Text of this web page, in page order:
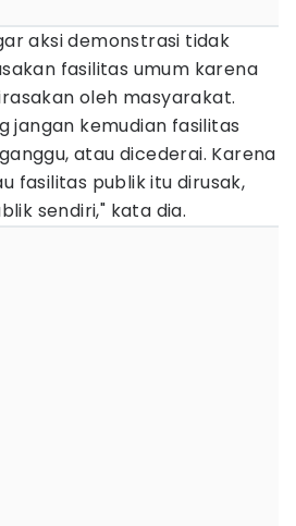
aksi demonstrasi tidak
fasilitas umum karena
oleh masyarakat.
jangan kemudian fasilitas
atau dicederai. Karena
fasilitas publik itu dirusak,
sendiri," kata dia.